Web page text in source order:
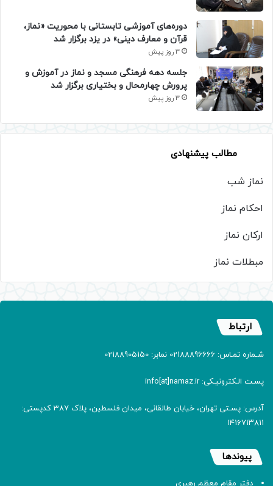
دوره‌های آموزشی تابستانی با محوریت «نماز،
قرآن و معارف دینی» در یزد برگزار شد
3 روز پیش
جلسه دهه فرهنگی مسجد و نماز در آموزش و
پرورش چهارمحال و بختیاری برگزار شد
3 روز پیش
مطالب پیشنهادی
نماز شب
احکام نماز
ارکان نماز
مبطلات نماز
ارتباط
شـماره تمـاس: 02188896666 نمابر: 02188905150
پسـت الـکترونیـکی: info[at]namaz.ir
آدرس: پسـتی تهران، خیابان طالقانی، میدان فلسطین، پلاک 387 کدپستی:
۱۴۱۶۷۱۳۸۱۱
پیوندها